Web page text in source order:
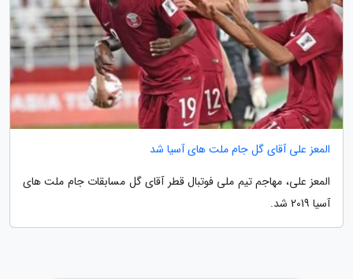
المعز علی آقای گل جام ملت های آسیا شد
المعز علی، مهاجم تیم ملی فوتبال قطر آقای گل مسابقات جام ملت های
آسیا 2019 شد.